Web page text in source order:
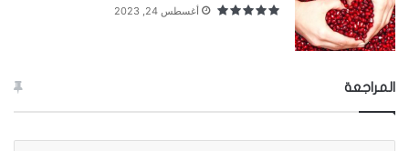
Notepads
يأتي الآن بتصميم Fluent ، لا يزال التطبيق يفتقر إلى
أغسطس 24, 2023
المراجعة